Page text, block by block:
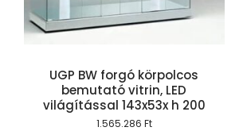
UGP BW forgó körpolcos
bemutató vitrin, LED
világítással 143x53x h 200
1.565.286 Ft